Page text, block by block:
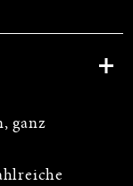
ganz